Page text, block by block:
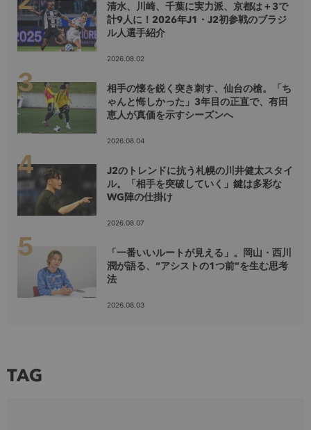
清水、川崎、千葉に実力派、京都は＋3で
計9人に！2026年J1・J2初参戦のブラジ
ル人選手紹介
2026.08.02
相手の懐を鋭く突き刺す、仙台の槍。「ち
ゃんと悔しかった」3年目の正直で、有田
恵人が真価を示すシーズンへ
2026.08.04
J2のトレンドに抗う札幌の川井健太スタイ
ル。「相手を突破していく」鍵は多彩な
WG陣の仕掛け
2026.08.07
「一番いいルートが見える」。岡山・西川
潤が語る、“アシストの1つ前”を生む思考
法
2026.08.03
TAG